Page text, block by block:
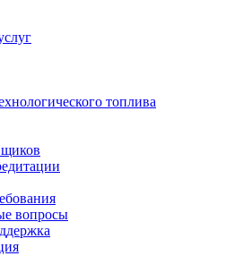
топлива
вопросы